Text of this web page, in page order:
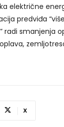
električne
predviđa
radi smanjenja
X